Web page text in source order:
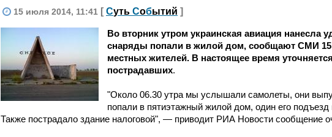
15 июля 2014, 11:41 [ Суть Событий ]
Во вторник утром украинская авиация нанесла
снаряды попали в жилой дом, сообщают СМИ
местных жителей. В настоящее время
пострадавших.
"Около 06.30 утра мы услышали самолеты, они
попали в пятиэтажный жилой дом, один его
Также пострадало здание налоговой", — приводит РИА Новости сообщение